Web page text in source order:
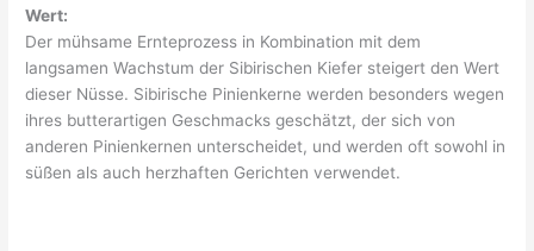
Wert:
Der mühsame Ernteprozess in Kombination mit dem
langsamen Wachstum der Sibirischen Kiefer steigert den Wert
dieser Nüsse. Sibirische Pinienkerne werden besonders wegen
ihres butterartigen Geschmacks geschätzt, der sich von
anderen Pinienkernen unterscheidet, und werden oft sowohl in
süßen als auch herzhaften Gerichten verwendet.